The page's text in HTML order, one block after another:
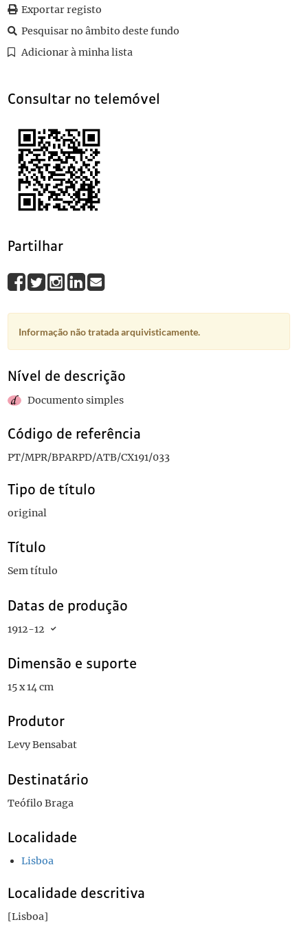
Folk-lore de la sexualidade en las coplas populares
037
038 Sem título
Exportar registo
Pesquisar no âmbito deste fundo
Adicionar à minha lista
Consultar no telemóvel
Partilhar
Informação não tratada arquivisticamente.
Nível de descrição
Documento simples
Código de referência
PT/MPR/BPARPD/ATB/CX191/033
Tipo de título
original
Título
Sem título
Datas de produção
1912-12
Dimensão e suporte
15 x 14 cm
Produtor
Levy Bensabat
Destinatário
Teófilo Braga
Localidade
Lisboa
Localidade descritiva
[Lisboa]